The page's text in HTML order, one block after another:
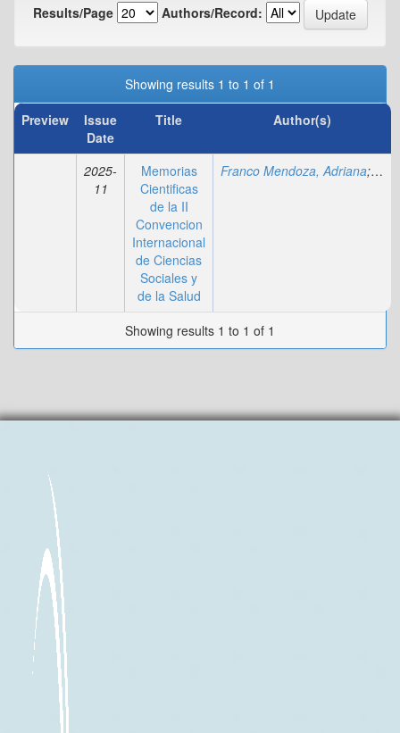
Results/Page
Authors/Record:
Showing results 1 to 1 of 1
Preview
Issue
Date
Title Author(s)
2025-
11
Memorias
Cientificas
de la II
Convencion
Internacional
de Ciencias
Sociales y
de la Salud
Franco Mendoza, Adriana;
Showing results 1 to 1 of 1